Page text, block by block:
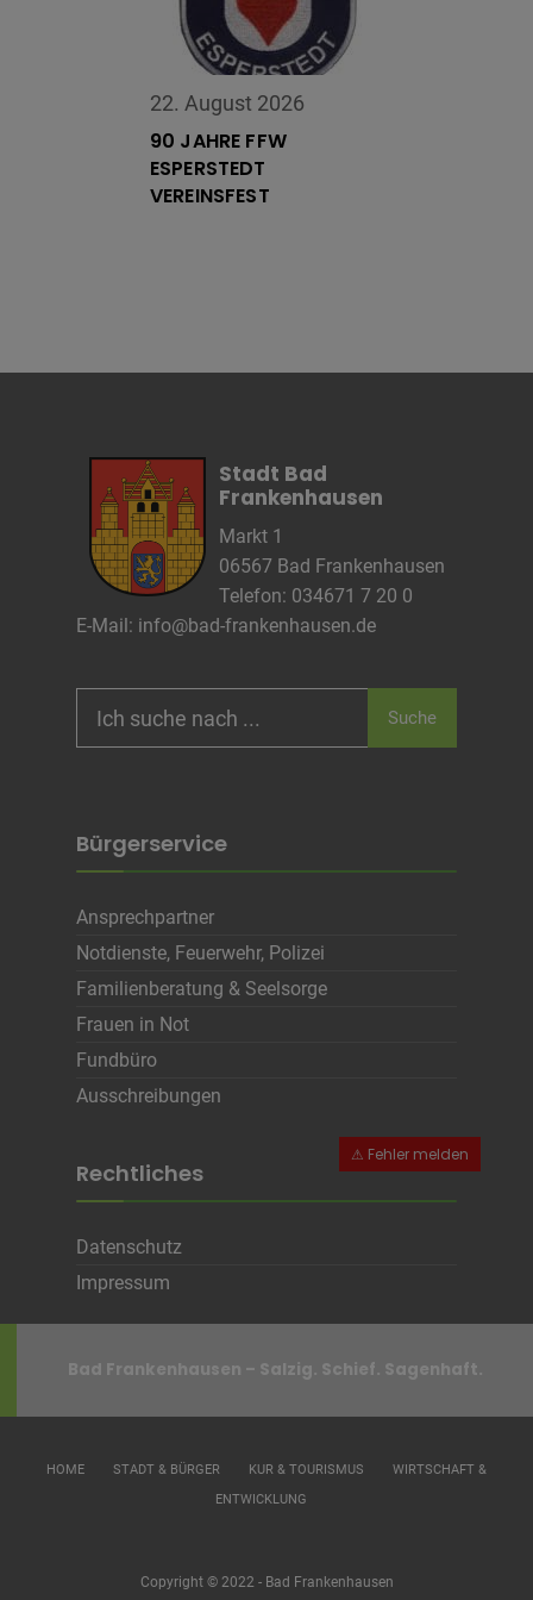
22. August 2026
90 JAHRE FFW
ESPERSTEDT
VEREINSFEST
Stadt Bad
Frankenhausen
Markt 1
06567 Bad Frankenhausen
Telefon: 034671 7 20 0
E-Mail: info@bad-frankenhausen.de
for:
Suche
Bürgerservice
Ansprechpartner
Notdienste, Feuerwehr, Polizei
Familienberatung & Seelsorge
Frauen in Not
Fundbüro
Ausschreibungen
Rechtliches
Datenschutz
Impressum
Bad Frankenhausen – Salzig. Schief. Sagenhaft.
HOME STADT & BÜRGER KUR & TOURISMUS
WIRTSCHAFT &
ENTWICKLUNG
Copyright © 2022 - Bad Frankenhausen
Cookies die eventuell bei der Verwendung
von Google Maps gesetzt werden
Name
Cookies die zur Darstellung der
Zweck
Unbekannt
Cookie Name
CRAFT_CSRF_TOKEN, SecondredSession
Cookie Laufzeit
Sitzunsdauer
Infos schließen